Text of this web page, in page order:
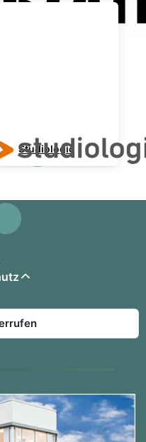
Studiologic